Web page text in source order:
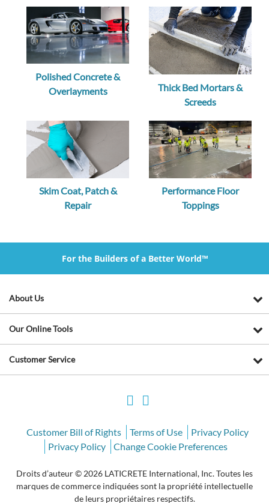
Polished Concrete &
Overlayments
Thick Bed Mortars &
Screeds
Skim Coat, Patch &
Repair
Performance Floor
Toppings
For the Builders of a Better World™
About Us
Our Online Tools
Customer Service
Customer Bill of Rights Terms of Use
Privacy Policy
Privacy Policy
Change Cookie Preferences
Droits d’auteur © 2026 LATICRETE International, Inc. Toutes les
marques de commerce indiquées sont la propriété intellectuelle
de leurs propriétaires respectifs.